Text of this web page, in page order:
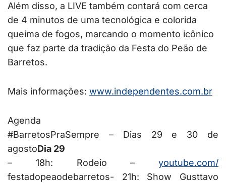
Além disso, a LIVE também contará com cerca
de 4 minutos de uma tecnológica e colorida
queima de fogos, marcando o momento icônico
que faz parte da tradição da Festa do Peão de
Barretos.
Mais informações: www.independentes.com.br
Agenda
#BarretosPraSempre – Dias 29 e 30 de
agostoDia 29
– 18h: Rodeio – youtube.com/
festadopeaodebarretos- 21h: Show Gusttavo